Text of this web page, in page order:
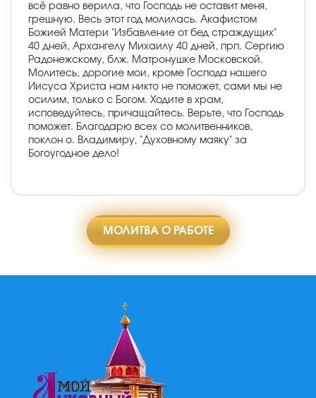
всё равно верила, что Господь не оставит меня,
грешную. Весь этот год молилась. Акафистом
Божией Матери "Избавление от бед страждущих"
40 дней, Архангелу Михаилу 40 дней, прп. Сергию
Радонежскому, блж. Матронушке Московской.
Молитесь, дорогие мои, кроме Господа нашего
Иисуса Христа нам никто не поможет, сами мы не
осилим, только с Богом. Ходите в храм,
исповедуйтесь, причащайтесь. Верьте, что Господь
поможет. Благодарю всех со молитвенников,
поклон о. Владимиру, "Духовному маяку" за
Богоугодное дело!
МОЛИТВА О РАБОТЕ